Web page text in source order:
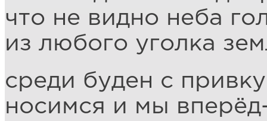
что не видно неба
из любого уголка
среди буден с
носимся и мы